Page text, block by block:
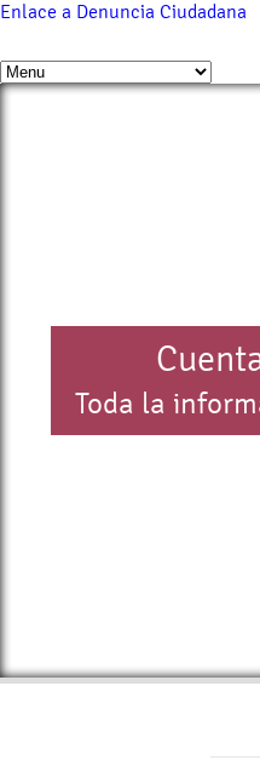
Enlace a Denuncia Ciudadana
Toda la